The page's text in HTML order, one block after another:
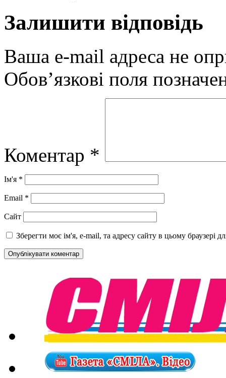
Залишити відповідь
Ваша e-mail адреса не
Обов’язкові поля
Коментар *
Ім'я *
Email *
Сайт
Зберегти моє ім'я, e-mail, та адресу сайту в цьому браузері